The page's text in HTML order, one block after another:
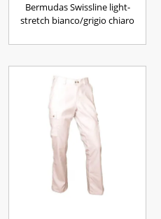
Bermudas Swissline light-
stretch bianco/grigio chiaro